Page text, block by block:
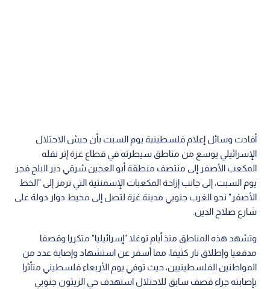
أفادت وسائل إعلام فلسطينية يوم السبت بأن جيش الاحتلال
الإسرائيلي يوسع من مناطق سيطرته في قطاع غزة إثر نقله
المكعب الأصفر إلى منتصف منطقة أبو العجين شرقي دير البلح فجر
يوم السبت، إلى جانب إزاحة المكعبات الإسمنتية التي ترمز إلى "الخط
الأصفر" نحو الغرب جنوبي مدينة غزة لتصل إلى محيط دوار دولة على
شارع صلاح الدين.
وتشهد هذه المناطق منذ أيام توغلا "إسرائيليا" متكررا وقصفا
مدفعيا وإطلاق نار كثيفا، مما أسفر عن استشهاد وإصابة عدد من
المواطنين الفلسطينيين، حيث توفي يوم الأربعاء فلسطيني متأثرا
بإصابته جراء قصف سابق للاحتلال استهدف حي الزيتون جنوبي